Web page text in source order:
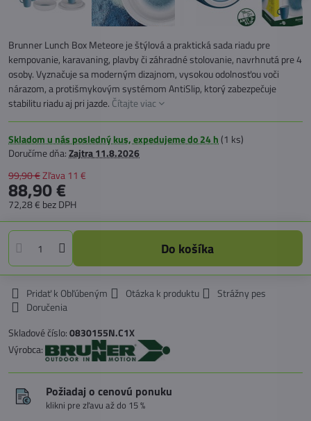
Brunner Lunch Box Meteore je štýlová a praktická sada riadu pre
kempovanie, karavaning, plavby či záhradné stolovanie, navrhnutá pre 4
osoby. Vyznačuje sa moderným dizajnom, vysokou odolnosťou voči
nárazom, a protišmykovým systémom AntiSlip, ktorý zabezpečuje
stabilitu riadu aj pri jazde. Čítajte viac
Skladom u nás posledný kus, expedujeme do 24 h(1 ks)
Doručíme dňa:Zajtra11.8.2026
99,90 €Zľava 11 €
88,90 €
72,28 € bez DPH
Do košíka
Pridať k Obľúbeným Otázka k produktu
Strážny pes
Doručenia
Skladové číslo:0830155N.C1X
Výrobca:
Požiadaj o cenovú ponuku
klikni pre zľavu až do 15 %